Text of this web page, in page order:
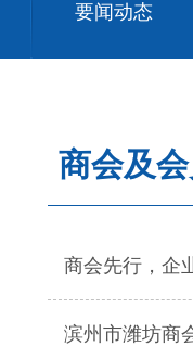
要闻动态
商会及
商会先行，企
滨州市潍坊商